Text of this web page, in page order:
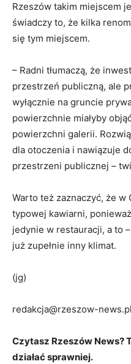
Rzeszów takim miejscem
świadczy to, że kilka
się tym miejscem.
– Radni tłumaczą, że
przestrzeń publiczną, ale
wyłącznie na gruncie
powierzchnie miałyby
powierzchni galerii.
dla otoczenia i nawiązuje
przestrzeni publicznej –
Warto też zaznaczyć, że w
typowej kawiarni,
jedynie w restauracji, a to
już zupełnie inny klimat.
(jg)
redakcja@rzeszow-news.pl
Czytasz Rzeszów News?
działać sprawniej.